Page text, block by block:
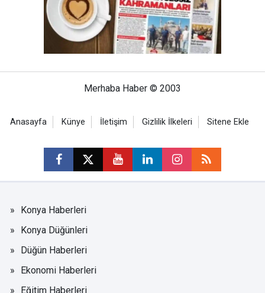
Merhaba Haber © 2003
Anasayfa Künye İletişim Gizlilik İlkeleri Sitene Ekle
Konya Haberleri
Konya Düğünleri
Düğün Haberleri
Ekonomi Haberleri
Eğitim Haberleri